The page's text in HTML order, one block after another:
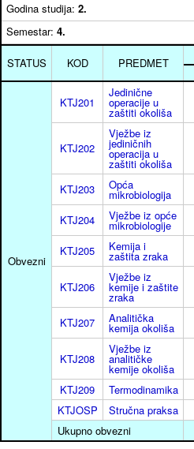
Godina studija:2.
Semestar:4.
STATUS KOD PREDMET
Obvezni
KTJ201
Jedinične
operacije u
zaštiti okoliša
KTJ202
Vježbe iz
jediničnih
operacija u
zaštiti okoliša
KTJ203 Opća
mikrobiologija
KTJ204 Vježbe iz opće
mikrobiologije
KTJ205 Kemija i
zaštita zraka
KTJ206
Vježbe iz
kemije i zaštite
zraka
KTJ207 Analitička
kemija okoliša
KTJ208
Vježbe iz
analitičke
kemije okoliša
KTJ209 Termodinamika
KTJOSP
Stručna praksa
Ukupno obvezni